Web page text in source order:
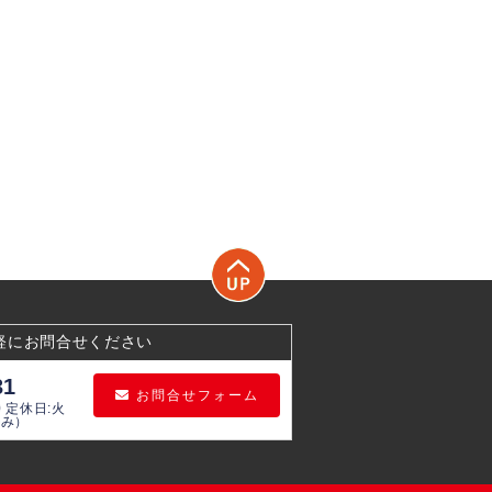
にお問合せください
休日:火
）
お問合せフォーム